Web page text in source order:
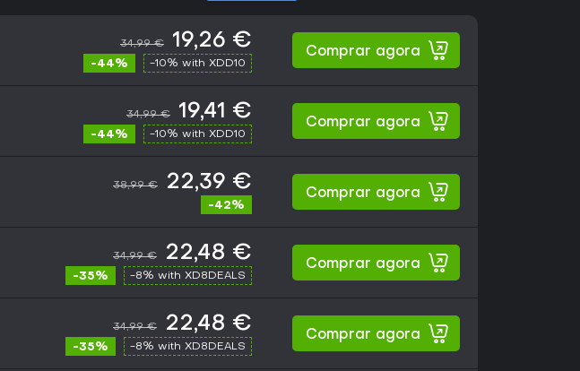
34,99 € 19,26 €
-44% -10% with XDD10
Comprar agora
34,99 € 19,41 €
-44% -10% with XDD10
Comprar agora
38,99 € 22,39 €
-42%
Comprar agora
34,99 € 22,48 €
-35% -8% with XD8DEALS
Comprar agora
34,99 € 22,48 €
-35% -8% with XD8DEALS
Comprar agora